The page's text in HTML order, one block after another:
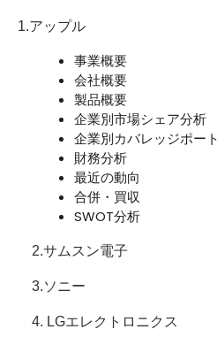
1.アップル
事業概要
会社概要
製品概要
企業別市場シェア分析
企業別カバレッジポー
財務分析
最近の動向
合併・買収
SWOT分析
2.サムスン電子
3.ソニー
4. LGエレクトロニクス